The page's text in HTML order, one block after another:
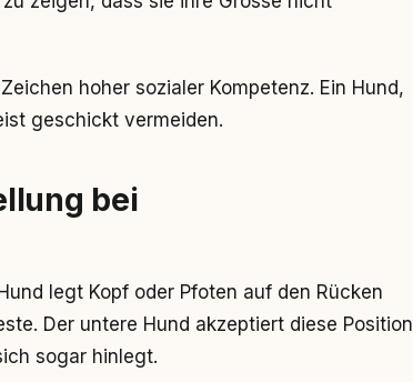
hoher sozialer Kompetenz. Ein Hund,
geschickt vermeiden.
bei
legt Kopf oder Pfoten auf den Rücken
Der untere Hund akzeptiert diese Position
sogar hinlegt.